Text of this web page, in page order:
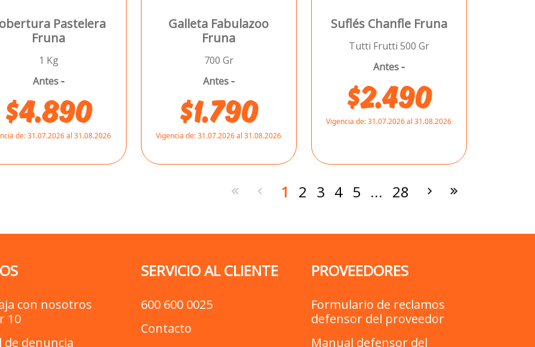
Pastelera
Fruna
1 Kg
Antes-
$4.890
de:31.07.2026 al 31.08.2026
Galleta Fabulazoo
Fruna
700 Gr
Antes-
$1.790
Vigencia de:31.07.2026 al 31.08.2026
Suflés Chanfle Fruna
Tutti Frutti 500 Gr
Antes-
$2.490
Vigencia de:31.07.2026 al 31.08.2026
1 2 3 4 5 ... 28
con nosotros
10
de denuncia
SERVICIO AL CLIENTE
600 600 0025
Contacto
PROVEEDORES
Formulario de reclamos
defensor del proveedor
Manual defensor del